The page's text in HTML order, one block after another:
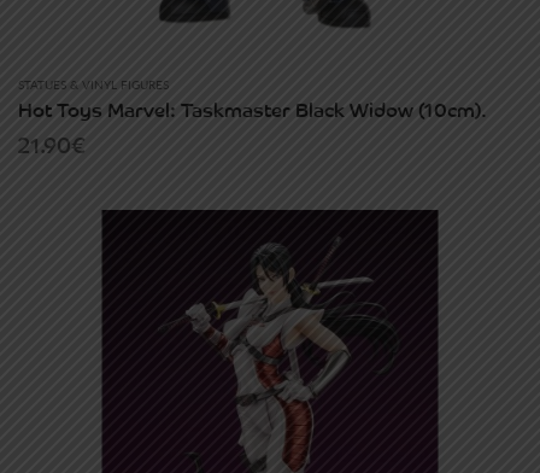
STATUES & VINYL FIGURES
Hot Toys Marvel: Taskmaster Black Widow (10cm).
21.90€